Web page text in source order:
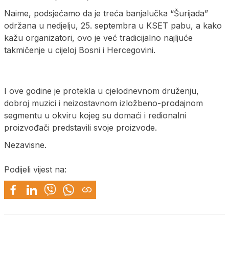
Naime, podsjećamo da je treća banjalučka “Šurijada”
održana u nedjelju, 25. septembra u KSET pabu, a kako
kažu organizatori, ovo je već tradicijalno najljuće
takmičenje u cijeloj Bosni i Hercegovini.
I ove godine je protekla u cjelodnevnom druženju,
dobroj muzici i neizostavnom izložbeno-prodajnom
segmentu u okviru kojeg su domaći i redionalni
proizvođači predstavili svoje proizvode.
Nezavisne.
Podijeli vijest na: